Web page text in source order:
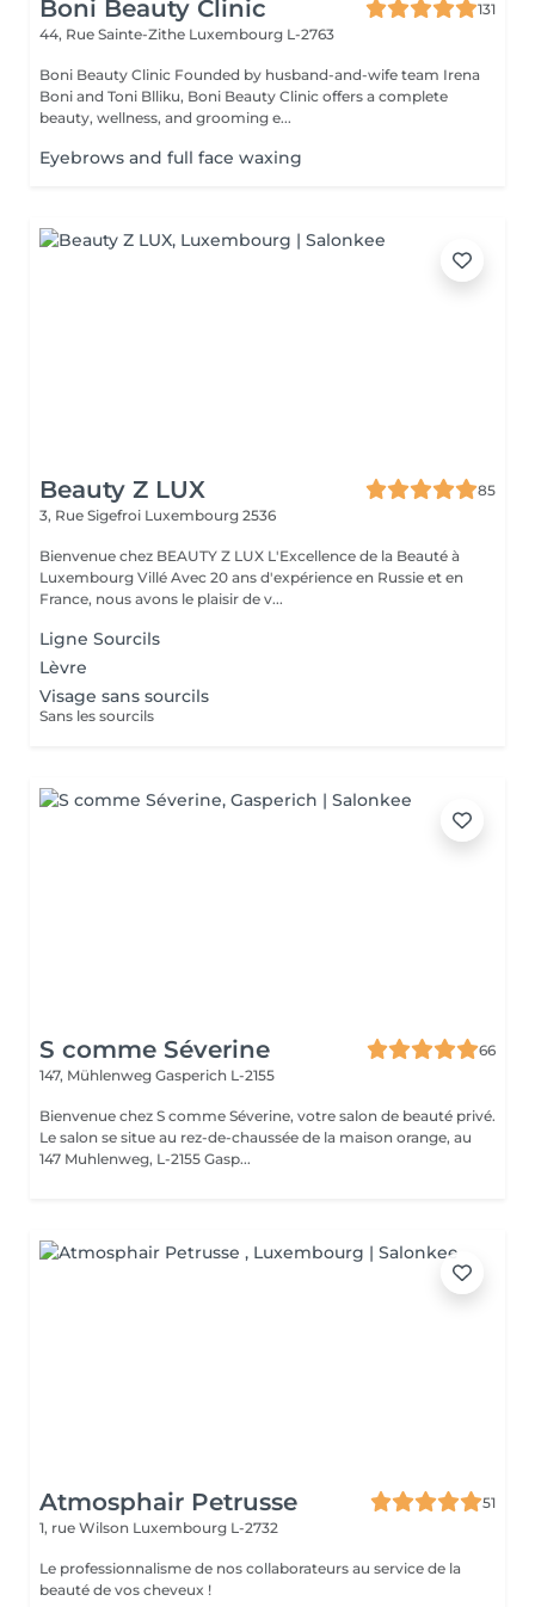
Boni Beauty Clinic
131
44, Rue Sainte-Zithe Luxembourg L-2763
Boni Beauty Clinic Founded by husband-and-wife team Irena
Boni and Toni Blliku, Boni Beauty Clinic offers a complete
beauty, wellness, and grooming e...
Eyebrows and full face waxing
Beauty Z LUX
85
3, Rue Sigefroi Luxembourg 2536
Bienvenue chez BEAUTY Z LUX L'Excellence de la Beauté à
Luxembourg Villé Avec 20 ans d'expérience en Russie et en
France, nous avons le plaisir de v...
Ligne Sourcils
Lèvre
Visage sans sourcils
Sans les sourcils
S comme Séverine
66
147, Mühlenweg Gasperich L-2155
Bienvenue chez S comme Séverine, votre salon de beauté privé.
Le salon se situe au rez-de-chaussée de la maison orange, au
147 Muhlenweg, L-2155 Gasp...
Atmosphair Petrusse
51
1, rue Wilson Luxembourg L-2732
Le professionnalisme de nos collaborateurs au service de la
beauté de vos cheveux !